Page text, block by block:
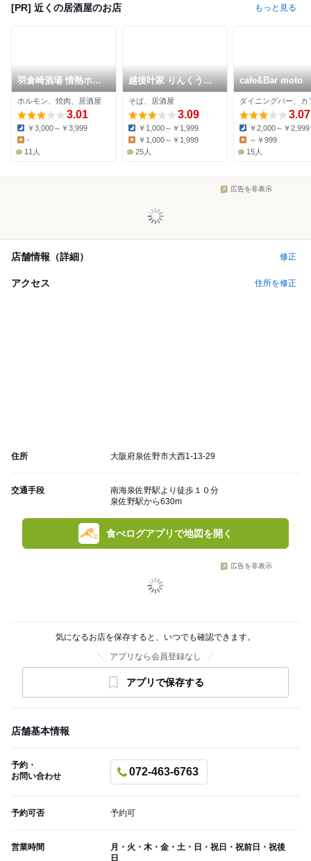
[PR] 近くの居酒屋のお店 もっと見る
羽倉崎酒場 情熱ホル
モン
ホルモン、焼肉、居酒屋
3.01
Dinner:
￥3,000～￥3,999
Lunch:
-
11人
越後叶家 りんくう泉
南イオンモール店
そば、居酒屋
3.09
Dinner:
￥1,000～￥1,999
Lunch:
￥1,000～￥1,999
25人
cafe&Bar moto
3.07
Dinner:
￥2,000～￥2,999
Lunch:
～￥999
15人
広告を非表示
店舗情報（詳細） 修正
アクセス 住所を修正
住所 大阪府泉佐野市大西1-13-29
交通手段
南海泉佐野駅より徒歩１０分
泉佐野駅から630m
食べログアプリで地図を開く
広告を非表示
気になるお店を保存すると、いつでも確認できます。
アプリなら会員登録なし
アプリで保存する
店舗基本情報
予約・
お問い合わせ
072-463-6763
予約可否 予約可
営業時間
月・火・木・金・土・日・祝日・祝前日・祝後
日